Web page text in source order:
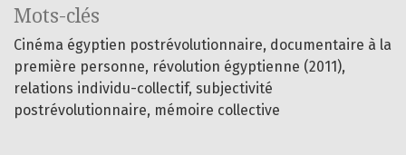
Mots-clés
Cinéma égyptien postrévolutionnaire documentaire à la
première personne révolution égyptienne (2011)
relations individu-collectif subjectivité
postrévolutionnaire mémoire collective